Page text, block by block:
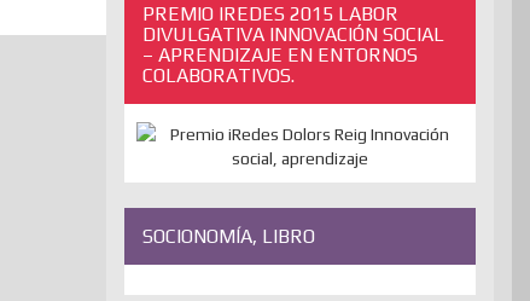
PREMIO IREDES 2015 LABOR
DIVULGATIVA INNOVACIÓN SOCIAL
– APRENDIZAJE EN ENTORNOS
COLABORATIVOS.
SOCIONOMÍA, LIBRO